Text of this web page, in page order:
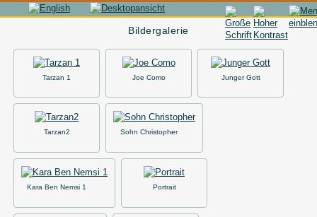
Bildergalerie
Tarzan 1 Joe Como Junger Gott
Tarzan2 Sohn Christopher
Kara Ben Nemsi 1 Portrait